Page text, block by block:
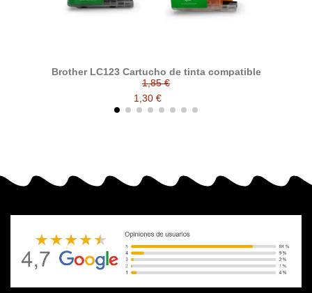
Brother LC123 Cartucho de tinta compatible
1,85 €
1,30 €